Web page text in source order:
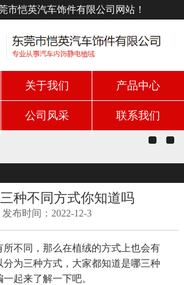
市恺英汽车饰件有限公司网站！
关于我们 产品中心
公司风采 联系我们
种不同方式你知道吗
发布时间：2022-12-3
所不同，那么在植绒的方式上也会有
分为三种方式，大家都知道是哪三种
起来了解一下吧。